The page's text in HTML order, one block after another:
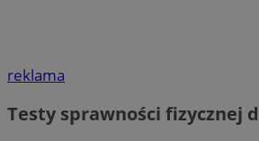
reklama
Testy sprawności fizycznej